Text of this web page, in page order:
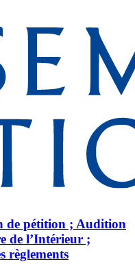
de pétition ; Audition
de l’Intérieur ;
règlements